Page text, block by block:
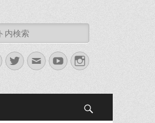
Facebook
Twitter
メ
ー
YouTubeInstagram